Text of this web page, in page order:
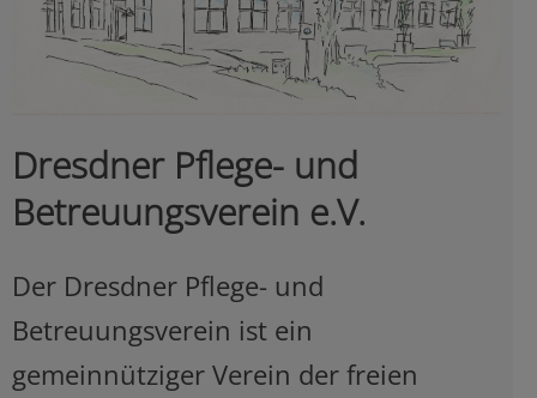
Dresdner Pflege- und
Betreuungsverein e.V.
Der Dresdner Pflege- und
Betreuungsverein ist ein
gemeinnütziger Verein der freien